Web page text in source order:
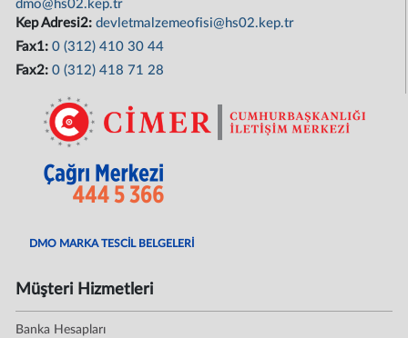
dmo@hs02.kep.tr
Kep Adresi2:devletmalzemeofisi@hs02.kep.tr
Fax1:0 (312) 410 30 44
Fax2:0 (312) 418 71 28
DMO MARKA TESCİL BELGELERİ
Müşteri Hizmetleri
Banka Hesapları